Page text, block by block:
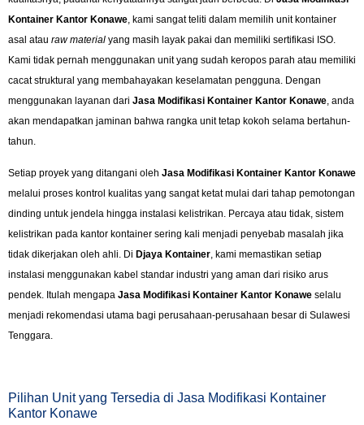
Kontainer Kantor Konawe , kami sangat teliti dalam memilih unit kontainer
asal atau raw material yang masih layak pakai dan memiliki sertifikasi ISO.
Kami tidak pernah menggunakan unit yang sudah keropos parah atau memiliki
cacat struktural yang membahayakan keselamatan pengguna. Dengan
menggunakan layanan dari Jasa Modifikasi Kontainer Kantor Konawe , anda
akan mendapatkan jaminan bahwa rangka unit tetap kokoh selama bertahun-
tahun.
Setiap proyek yang ditangani oleh Jasa Modifikasi Kontainer Kantor Konawe
melalui proses kontrol kualitas yang sangat ketat mulai dari tahap pemotongan
dinding untuk jendela hingga instalasi kelistrikan. Percaya atau tidak, sistem
kelistrikan pada kantor kontainer sering kali menjadi penyebab masalah jika
tidak dikerjakan oleh ahli. Di Djaya Kontainer, kami memastikan setiap
instalasi menggunakan kabel standar industri yang aman dari risiko arus
pendek. Itulah mengapa Jasa Modifikasi Kontainer Kantor Konawe selalu
menjadi rekomendasi utama bagi perusahaan-perusahaan besar di Sulawesi
Tenggara.
Pilihan Unit yang Tersedia di Jasa Modifikasi Kontainer
Kantor Konawe